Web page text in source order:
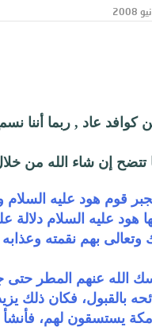
كوافد عاد , ربما أننا
تتضح إن شاء الله من
قوم هود عليه
هود عليه السلام
وتعالى بهم نقمته
الله عنهم المطر حتى
بالقبول، فكان ذلك
مكة يستسقون لهم،